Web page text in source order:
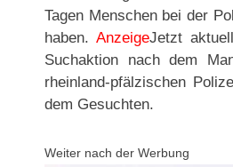
Tagen Menschen bei der
haben. AnzeigeJetzt
Suchaktion nach dem
rheinland-pfälzischen
dem Gesuchten.
Weiter nach der Werbung